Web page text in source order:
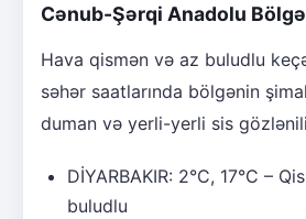
Cənub-Şərqi Anadolu
Hava qismən və az buludlu
səhər saatlarında bölgənin
duman və yerli-yerli sis
DİYARBAKIR: 2°C, 17°C –
buludlu